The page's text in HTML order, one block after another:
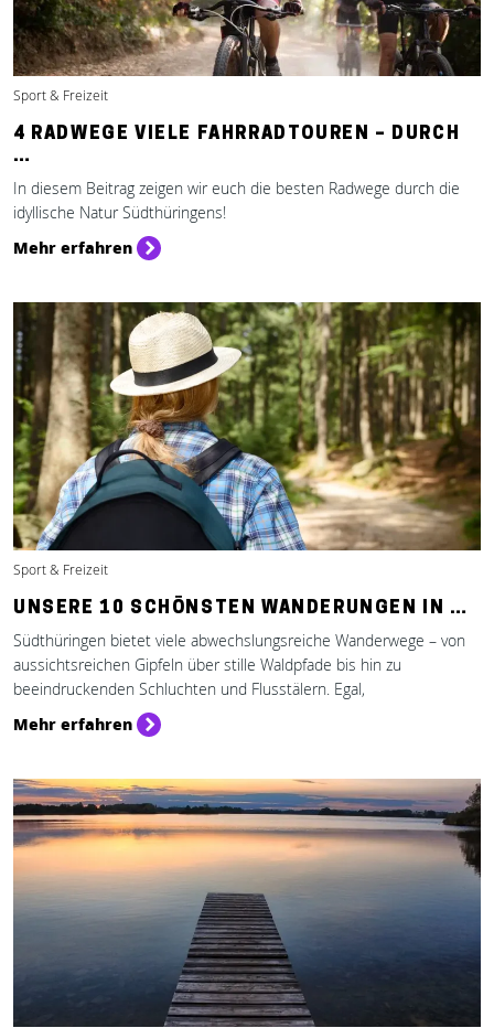
Sport & Freizeit
4 RADWEGE VIELE FAHRRADTOUREN – DURCH
…
In diesem Beitrag zeigen wir euch die besten Radwege durch die
idyllische Natur Südthüringens!
Mehr erfahren
Sport & Freizeit
UNSERE 10 SCHÖNSTEN WANDERUNGEN IN …
Südthüringen bietet viele abwechslungsreiche Wanderwege – von
aussichtsreichen Gipfeln über stille Waldpfade bis hin zu
beeindruckenden Schluchten und Flusstälern. Egal,
Mehr erfahren